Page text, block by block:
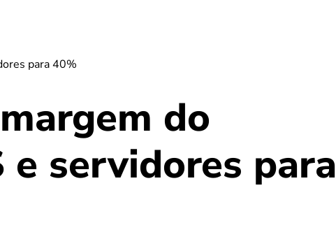
para 40%
do
e servidores para